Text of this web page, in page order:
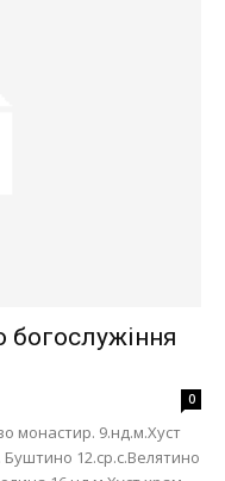
богослужіння
0
монастир. 9.нд.м.Хуст
12.ср.с.Велятино